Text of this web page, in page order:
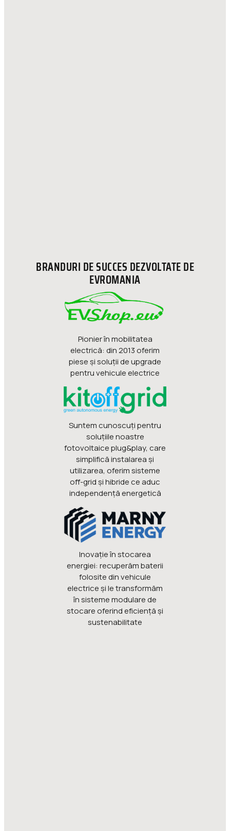
BRANDURI DE SUCCES DEZVOLTATE DE
EVROMANIA
Pionier în mobilitatea
electrică: din 2013 oferim
piese şi soluţii de upgrade
pentru vehicule electrice
Suntem cunoscuți pentru
soluțiile noastre
fotovoltaice plug&play, care
simplifică instalarea și
utilizarea, oferim sisteme
off-grid și hibride ce aduc
independență energetică
Inovaţie în stocarea
energiei: recuperăm baterii
folosite din vehicule
electrice şi le transformăm
în sisteme modulare de
stocare oferind eficienţă şi
sustenabilitate